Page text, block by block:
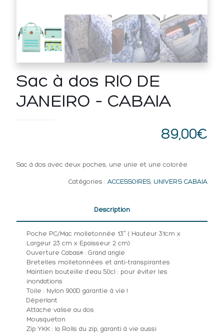
Sac à dos RIO DE
JANEIRO – CABAIA
89,00€
Sac à dos avec deux poches, une unie et une colorée
Catégories : ACCESSOIRES UNIVERS CABAIA
Description
Poche PC/Mac molletonnée 13″ ( Hauteur 31cm x
Largeur 23 cm x Epaisseur 2 cm)
Ouverture Cabas® : Grand angle
Bretelles molletonnées et anti-transpirantes
Maintien bouteille d’eau 50cl : pour éviter les
inondations
Toile : Nylon 900D garantie à vie !
Déperlant
Attache valise au dos
Mousqueton
Zip YKK : la Rolls du zip, garanti à vie aussi